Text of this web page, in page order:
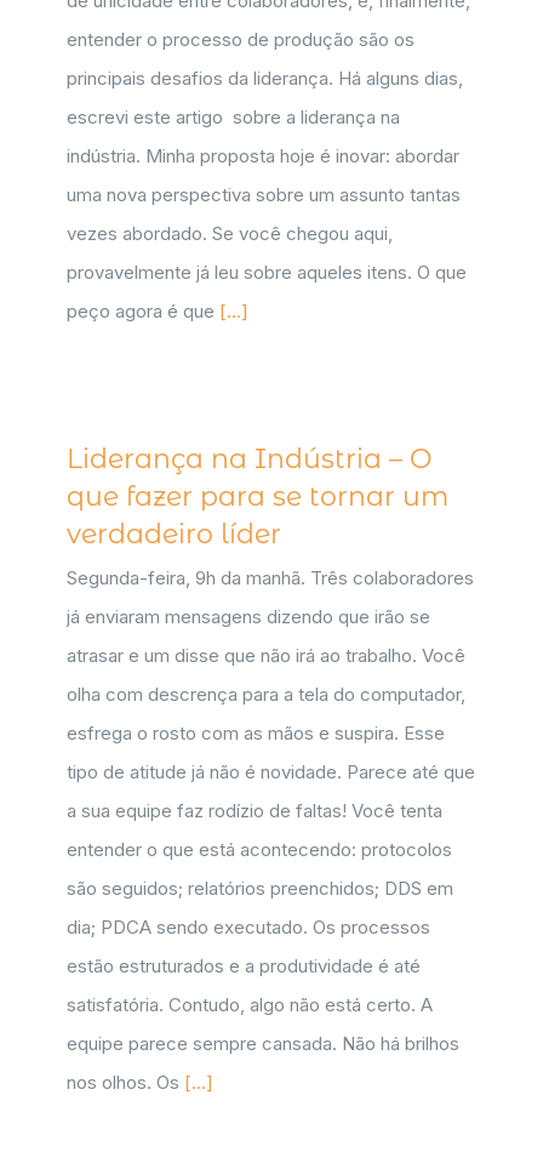
entender o processo de produção são os
principais desafios da liderança. Há alguns dias,
escrevi este artigo sobre a liderança na
indústria. Minha proposta hoje é inovar: abordar
uma nova perspectiva sobre um assunto tantas
vezes abordado. Se você chegou aqui,
provavelmente já leu sobre aqueles itens. O que
peço agora é que [...]
Liderança na Indústria – O
que fazer para se tornar um
verdadeiro líder
Segunda-feira, 9h da manhã. Três colaboradores
já enviaram mensagens dizendo que irão se
atrasar e um disse que não irá ao trabalho. Você
olha com descrença para a tela do computador,
esfrega o rosto com as mãos e suspira. Esse
tipo de atitude já não é novidade. Parece até que
a sua equipe faz rodízio de faltas! Você tenta
entender o que está acontecendo: protocolos
são seguidos; relatórios preenchidos; DDS em
dia; PDCA sendo executado. Os processos
estão estruturados e a produtividade é até
satisfatória. Contudo, algo não está certo. A
equipe parece sempre cansada. Não há brilhos
nos olhos. Os [...]